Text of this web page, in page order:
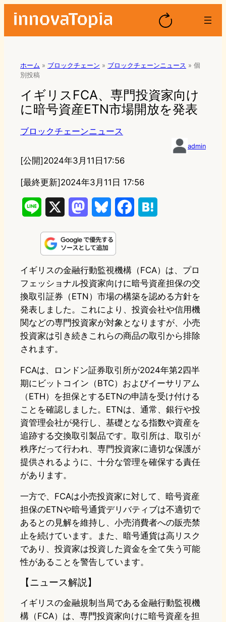
ホーム » ブロックチェーン » ブロックチェーンニュース » 個
別投稿
イギリスFCA、専門投資家向け
に暗号資産ETN市場開放を発表
ブロックチェーンニュース
admin
[公開]2024年3月11日17:56
[最終更新]2024年3月11日 17:56
n
e
s
t
o
d
o
n
u
e
s
k
y
b
o
o
k
n
a
イギリスの金融行動監視機構（FCA）は、プロ
フェッショナル投資家向けに暗号資産担保の交
換取引証券（ETN）市場の構築を認める方針を
発表しました。これにより、投資会社や信用機
関などの専門投資家が対象となりますが、小売
投資家は引き続きこれらの商品の取引から排除
されます。
FCAは、ロンドン証券取引所が2024年第2四半
期にビットコイン（BTC）およびイーサリアム
（ETH）を担保とするETNの申請を受け付ける
ことを確認しました。ETNは、通常、銀行や投
資管理会社が発行し、基礎となる指数や資産を
追跡する交換取引製品です。取引所は、取引が
秩序だって行われ、専門投資家に適切な保護が
提供されるように、十分な管理を確保する責任
があります。
一方で、FCAは小売投資家に対して、暗号資産
担保のETNや暗号通貨デリバティブは不適切で
あるとの見解を維持し、小売消費者への販売禁
止を続けています。また、暗号通貨は高リスク
であり、投資家は投資した資金を全て失う可能
性があることを警告しています。
【ニュース解説】
イギリスの金融規制当局である金融行動監視機
構（FCA）は、専門投資家向けに暗号資産を担